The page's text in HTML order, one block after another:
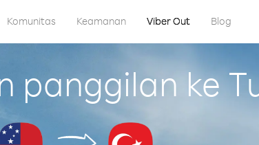
Komunitas Keamanan Viber Out Blog
panggilan ke